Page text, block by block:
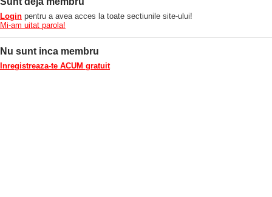
Login pentru a avea acces la toate sectiunile site-ului!
Mi-am uitat parola!
Nu sunt inca membru
Inregistreaza-te ACUM gratuit